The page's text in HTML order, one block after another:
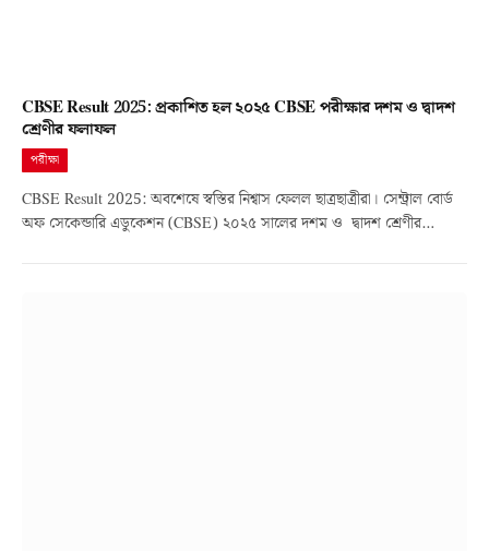
CBSE Result 2025: প্রকাশিত হল ২০২৫ CBSE পরীক্ষার দশম ও দ্বাদশ
শ্রেণীর ফলাফল
পরীক্ষা
CBSE Result 2025: অবশেষে স্বস্তির নিশ্বাস ফেলল ছাত্রছাত্রীরা। সেন্ট্রাল বোর্ড
অফ সেকেন্ডারি এডুকেশন (CBSE) ২০২৫ সালের দশম ও দ্বাদশ শ্রেণীর…